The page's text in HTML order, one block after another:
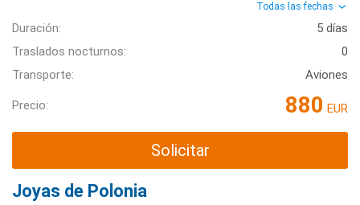
Todas las fechas
Duración:
5 días
Traslados nocturnos:
0
Transporte:
Aviones
Precio: 880 EUR
Solicitar
Joyas de Polonia